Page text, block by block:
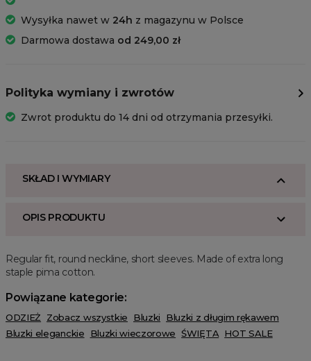
Wysyłka nawet w 24h z magazynu w Polsce
Darmowa dostawa od 249,00 zł
Polityka wymiany i zwrotów
Zwrot produktu do 14 dni od otrzymania przesyłki.
SKŁAD I WYMIARY
OPIS PRODUKTU
Regular fit, round neckline, short sleeves. Made of extra long
staple pima cotton.
Powiązane kategorie:
ODZIEŻ Zobacz wszystkie Bluzki
Bluzki z długim rękawem
Bluzki eleganckie
Bluzki wieczorowe ŚWIĘTA HOT SALE